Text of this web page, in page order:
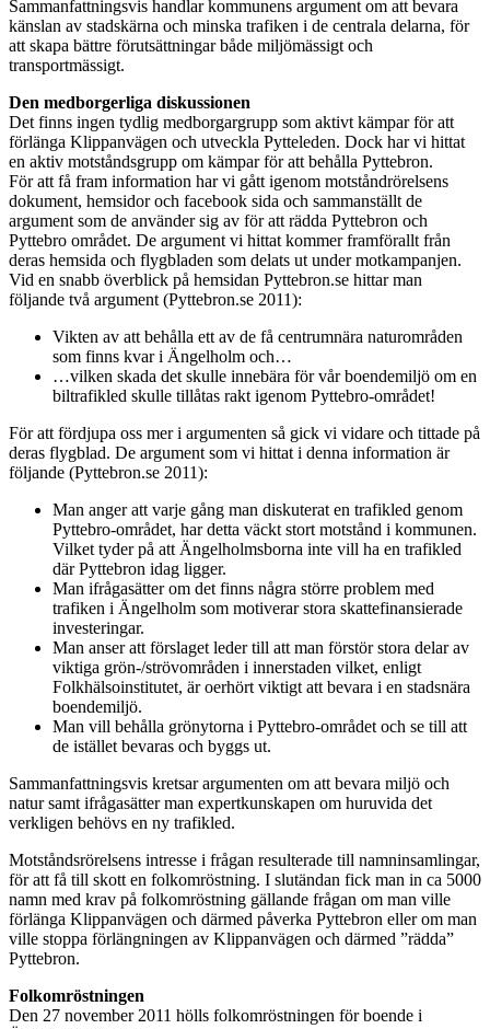
Sammanfattningsvis handlar kommunens argument om att bevara
känslan av stadskärna och minska trafiken i de centrala delarna, för
att skapa bättre förutsättningar både miljömässigt och
transportmässigt.
Den medborgerliga diskussionen
Det finns ingen tydlig medborgargrupp som aktivt kämpar för att
förlänga Klippanvägen och utveckla Pytteleden. Dock har vi hittat
en aktiv motståndsgrupp om kämpar för att behålla Pyttebron.
För att få fram information har vi gått igenom motståndrörelsens
dokument, hemsidor och facebook sida och sammanställt de
argument som de använder sig av för att rädda Pyttebron och
Pyttebro området. De argument vi hittat kommer framförallt från
deras hemsida och flygbladen som delats ut under motkampanjen.
Vid en snabb överblick på hemsidan Pyttebron.se hittar man
följande två argument (Pyttebron.se 2011):
Vikten av att behålla ett av de få centrumnära naturområden
som finns kvar i Ängelholm och…
…vilken skada det skulle innebära för vår boendemiljö om en
biltrafikled skulle tillåtas rakt igenom Pyttebro-området!
För att fördjupa oss mer i argumenten så gick vi vidare och tittade på
deras flygblad. De argument som vi hittat i denna information är
följande (Pyttebron.se 2011):
Man anger att varje gång man diskuterat en trafikled genom
Pyttebro-området, har detta väckt stort motstånd i kommunen.
Vilket tyder på att Ängelholmsborna inte vill ha en trafikled
där Pyttebron idag ligger.
Man ifrågasätter om det finns några större problem med
trafiken i Ängelholm som motiverar stora skattefinansierade
investeringar.
Man anser att förslaget leder till att man förstör stora delar av
viktiga grön-/strövområden i innerstaden vilket, enligt
Folkhälsoinstitutet, är oerhört viktigt att bevara i en stadsnära
boendemiljö.
Man vill behålla grönytorna i Pyttebro-området och se till att
de istället bevaras och byggs ut.
Sammanfattningsvis kretsar argumenten om att bevara miljö och
natur samt ifrågasätter man expertkunskapen om huruvida det
verkligen behövs en ny trafikled.
Motståndsrörelsens intresse i frågan resulterade till namninsamlingar,
för att få till skott en folkomröstning. I slutändan fick man in ca 5000
namn med krav på folkomröstning gällande frågan om man ville
förlänga Klippanvägen och därmed påverka Pyttebron eller om man
ville stoppa förlängningen av Klippanvägen och därmed ”rädda”
Pyttebron.
Folkomröstningen
Den 27 november 2011 hölls folkomröstningen för boende i